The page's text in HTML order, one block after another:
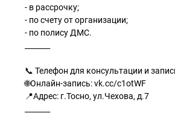
- в рассрочку;
- по счету от организации;
- по полису ДМС.
📞 Телефон для консультации и
🌐Онлайн-запись: vk.cc/c1otWF
📍Адрес: г.Тосно, ул.Чехова, д.7